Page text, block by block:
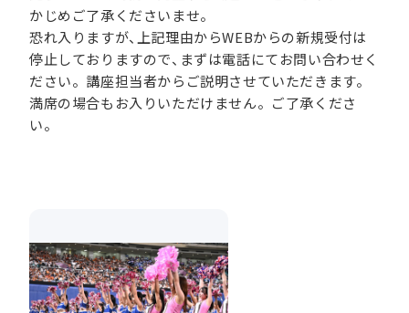
かじめご了承くださいませ。
恐れ入りますが、上記理由からWEBからの新規受付は
停止しておりますので、まずは電話にてお問い合わせく
ださい。講座担当者からご説明させていただきます。
満席の場合もお入りいただけません。ご了承くださ
い。